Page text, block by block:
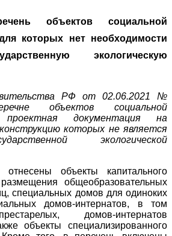
объектов социальной
которых нет необходимости
экологическую
РФ от 02.06.2021 №
объектов социальной
проектная документация на
которых не является
экологической
объекты капитального
общеобразовательных
специальных домов для одиноких
домов-интернатов, в том
домов-интернатов
объекты специализированного